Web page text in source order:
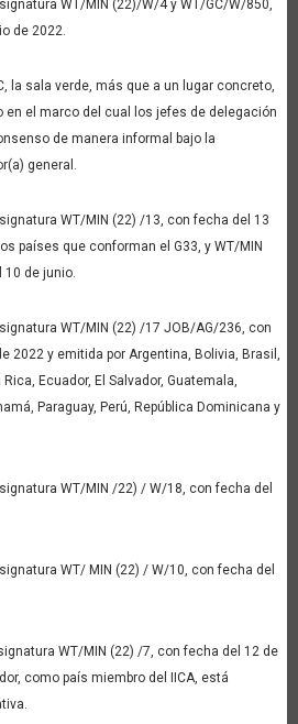
WT/MIN (22)/W/4 y WT/GC/W/850,
de 2022.
sala verde, más que a un lugar concreto,
en el marco del cual los jefes de delegación
de manera informal bajo la
general.
WT/MIN (22) /13, con fecha del 13
países que conforman el G33, y WT/MIN
10 de junio.
WT/MIN (22) /17 JOB/AG/236, con
2022 y emitida por Argentina, Bolivia, Brasil,
Ecuador, El Salvador, Guatemala,
Paraguay, Perú, República Dominicana y
WT/MIN /22) / W/18, con fecha del
WT/ MIN (22) / W/10, con fecha del
WT/MIN (22) /7, con fecha del 12 de
como país miembro del IICA, está